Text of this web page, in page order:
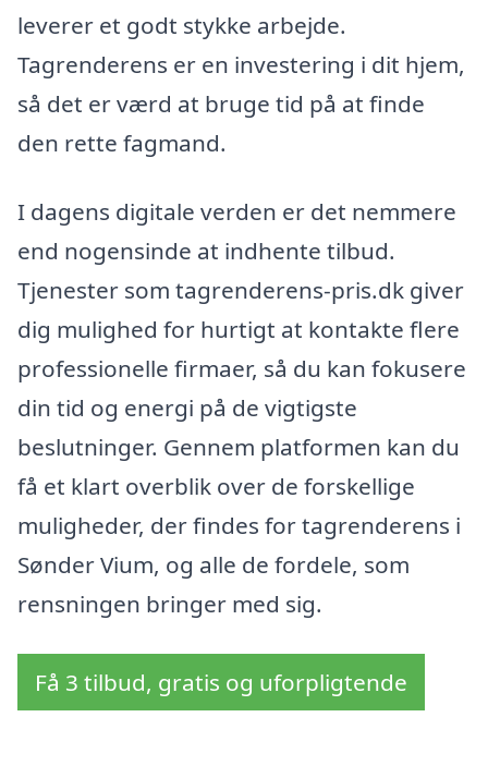
leverer et godt stykke arbejde.
Tagrenderens er en investering i dit hjem,
så det er værd at bruge tid på at finde
den rette fagmand.
I dagens digitale verden er det nemmere
end nogensinde at indhente tilbud.
Tjenester som tagrenderens-pris.dk giver
dig mulighed for hurtigt at kontakte flere
professionelle firmaer, så du kan fokusere
din tid og energi på de vigtigste
beslutninger. Gennem platformen kan du
få et klart overblik over de forskellige
muligheder, der findes for tagrenderens i
Sønder Vium, og alle de fordele, som
rensningen bringer med sig.
Få 3 tilbud, gratis og uforpligtende